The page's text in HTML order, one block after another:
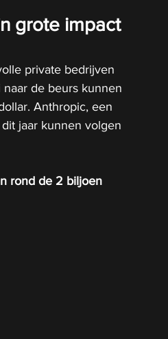
grote impact
private bedrijven
de beurs kunnen
Anthropic, een
jaar kunnen volgen
rond de 2 biljoen